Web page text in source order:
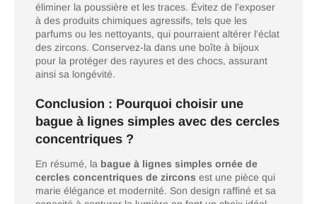
éliminer la poussière et les traces. Évitez de l'exposer
à des produits chimiques agressifs, tels que les
parfums ou les nettoyants, qui pourraient altérer l'éclat
des zircons. Conservez-la dans une boîte à bijoux
pour la protéger des rayures et des chocs, assurant
ainsi sa longévité.
Conclusion : Pourquoi choisir une
bague à lignes simples avec des cercles
concentriques ?
En résumé, la bague à lignes simples ornée de
cercles concentriques de zircons est une pièce qui
marie élégance et modernité. Son design raffiné et sa